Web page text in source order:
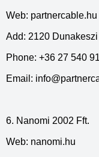
Web: partnercable.hu
Add: 2120
Phone: +36 27 540
Email:
6. Nanomi 2002 Fft.
Web: nanomi.hu